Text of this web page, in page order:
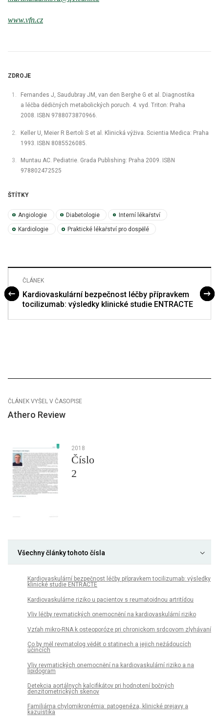
www.vfn.cz
ZDROJE
Fernandes J, Saudubray JM, van den Berghe G et al. Diagnostika
a léčba dědičných metabolických poruch. 4. vyd. Triton: Praha
2008. ISBN 9788073870966.
Keller U, Meier R Bertoli S et al. Klinická výživa. Scientia Medica: Praha
1993. ISBN 8085526085.
Muntau AC. Pediatrie. Grada Publishing: Praha 2009. ISBN
978802472525
ŠTÍTKY
Angiologie Diabetologie Interní lékařství
Kardiologie Praktické lékařství pro dospělé
ČLÁNEK
Kardiovaskulární bezpečnost léčby přípravkem
tocilizumab: výsledky klinické studie ENTRACTE
ČLÁNEK VYŠEL V ČASOPISE
Athero Review
2018
Číslo
2
Všechny články tohoto čísla
Kardiovaskulární bezpečnost léčby přípravkem tocilizumab: výsledky
klinické studie ENTRACTE
Kardiovaskulárne riziko u pacientov s reumatoidnou artritídou
Vliv léčby revmatických onemocnění na kardiovaskulární riziko
Vzťah mikro-RNA k osteoporóze pri chronickom srdcovom zlyhávaní
Co by měl revmatolog vědět o statinech a jejich nežádoucích
účincích
Vliv revmatických onemocnění na kardiovaskulární riziko a na
lipidogram
Detekcia aortálnych kalcifikátov pri hodnotení bočných
denzitometrických skenov
Familiárna chylomikronémia: patogenéza, klinické prejavy a
kazuistika